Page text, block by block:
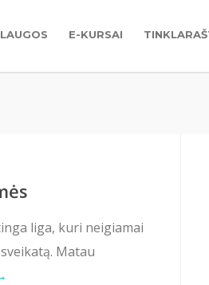
E-KURSAI
liga, kuri neigiamai
Matau